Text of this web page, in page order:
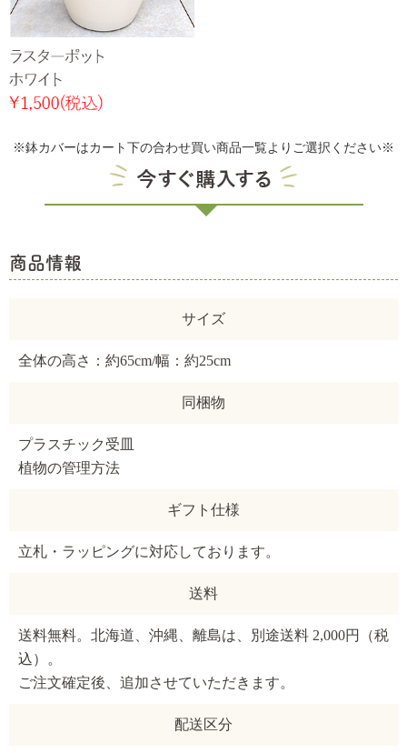
※鉢カバーはカート下の合わせ買い商品一覧よりご選択ください※
商品情報
サイズ
全体の高さ：約65cm/幅：約25cm
同梱物
プラスチック受皿
植物の管理方法
ギフト仕様
立札・ラッピングに対応しております。
送料
送料無料。北海道、沖縄、離島は、別途送料 2,000円（税
込）。
ご注文確定後、追加させていただきます。
配送区分